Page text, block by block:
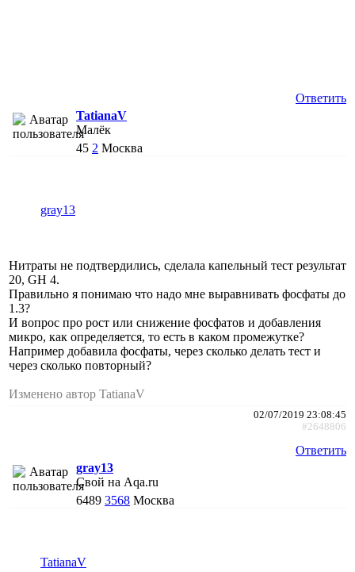
Ответить
TatianaV
Малёк
45 2 Москва
gray13
Нитраты не подтвердились, сделала капельный тест результат
20, GH 4.
Правильно я понимаю что надо мне выравнивать фосфаты до
1.3?
И вопрос про рост или снижение фосфатов и добавления
микро, как определяется, то есть в каком промежутке?
Например добавила фосфаты, через сколько делать тест и
через сколько повторный?
Изменено автор TatianaV
02/07/2019 23:08:45
#2648806
Ответить
gray13
Свой на Aqa.ru
6489 3568 Москва
TatianaV